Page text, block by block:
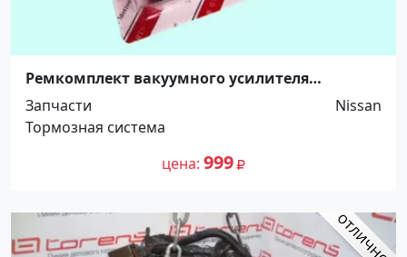
Ремкомплект вакуумного усилителя
тормозов (ПГУ) для Ниссан Дизель Кондор
Краснодар
Запчасти
Nissan
Тормозная система
цена 999